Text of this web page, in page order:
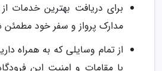
برای دریافت بهترین خدمات
مدارک پرواز و سفر خود مطمئن
از تمام وسایلی که به همراه
با مقامات و امنیت این